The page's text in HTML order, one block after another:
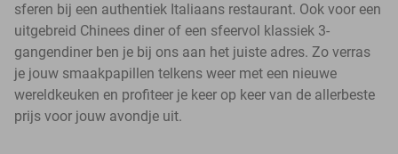
sferen bij een authentiek Italiaans restaurant. Ook voor een
uitgebreid Chinees diner of een sfeervol klassiek 3-
gangendiner ben je bij ons aan het juiste adres. Zo verras
je jouw smaakpapillen telkens weer met een nieuwe
wereldkeuken en profiteer je keer op keer van de allerbeste
prijs voor jouw avondje uit.